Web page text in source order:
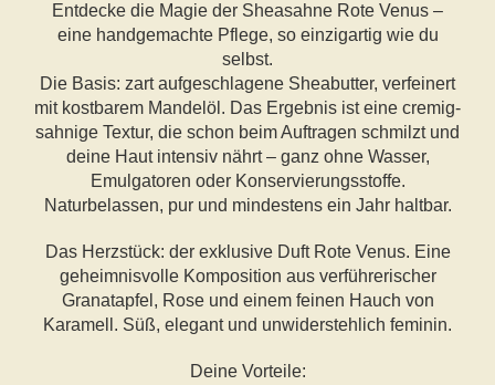
Entdecke die Magie der Sheasahne Rote Venus –
eine handgemachte Pflege, so einzigartig wie du
selbst.
Die Basis: zart aufgeschlagene Sheabutter, verfeinert
mit kostbarem Mandelöl. Das Ergebnis ist eine cremig-
sahnige Textur, die schon beim Auftragen schmilzt und
deine Haut intensiv nährt – ganz ohne Wasser,
Emulgatoren oder Konservierungsstoffe.
Naturbelassen, pur und mindestens ein Jahr haltbar.
Das Herzstück: der exklusive Duft Rote Venus. Eine
geheimnisvolle Komposition aus verführerischer
Granatapfel, Rose und einem feinen Hauch von
Karamell. Süß, elegant und unwiderstehlich feminin.
Deine Vorteile: